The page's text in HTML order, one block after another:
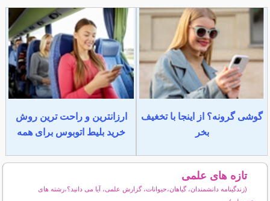
گوشی گرونه؟ از اینجا با تخغیف
بخر
ارزانترین و راحت ترین روش
خرید بلیط اتوبوس برای همه
تازه های علمی
(زندگینامه دانشمندان، گیاهان،حیوانات، گزارش علمی، آیا می دانید؟،رشته های